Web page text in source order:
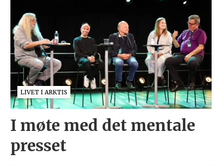
LIVET I ARKTIS
I møte med det mentale
presset